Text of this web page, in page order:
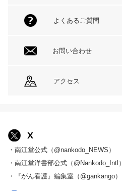
よくあるご質問
お問い合わせ
アクセス
X
・南江堂公式（@nankodo_NEWS）
・南江堂洋書部公式（@Nankodo_Intl）
・『がん看護』編集室（@gankango）